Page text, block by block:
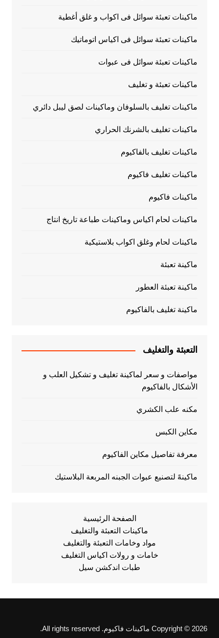
ماكينات تعبئة سوائل فى اكواب و غلق أغطية
ماكينات تعبئة سوائل فى اكياس اتوماتيك
ماكينات تعبئة سوائل فى عبوات
ماكينات تعبئة و تغليف
ماكينات تغليف بالسلوفان وماكينات لصق ليبل دائري
ماكينات تغليف بالشرنك الحراري
ماكينات تغليف بالفاكيوم
ماكينات تغليف فاكيوم
ماكينات فاكيوم
ماكينات لحام اكياس وماكينات طباعة تاريخ انتاج
ماكينات لحام وغلق اكواب بلاستيكية
ماكينة تعبئة
ماكينة تعبئة العطور
ماكينة تغليف بالفاكيوم
التعبئة والتغليف
مواصفات و سعر لماكينة تغليف و تشكيل العلب و
الأشكال بالفاكيوم
مكنه علب الكشري
مكاين الكبس
معرفة تفاصيل مكاين الفاكيوم
ماكينهً لتصنيع عبوات الجبنه المربعة البلاستيك
الصفحة الرئيسية
ماكينات التعبئة والتغليف
مواد وخامات التعبئة والتغليف
خامات و رولات اكياس التغليف
طبات اندكشن سيل
Copyright © 2026 ماكينات فاكيوم. All rights reserved.